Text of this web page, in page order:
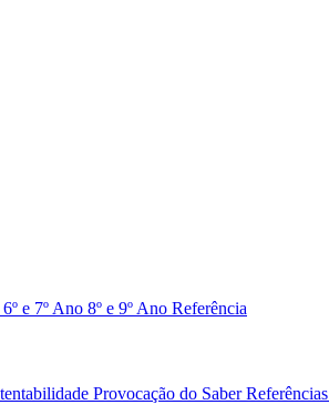
6º e 7º Ano 8º e 9º Ano Referência
Provocação do SaberReferências